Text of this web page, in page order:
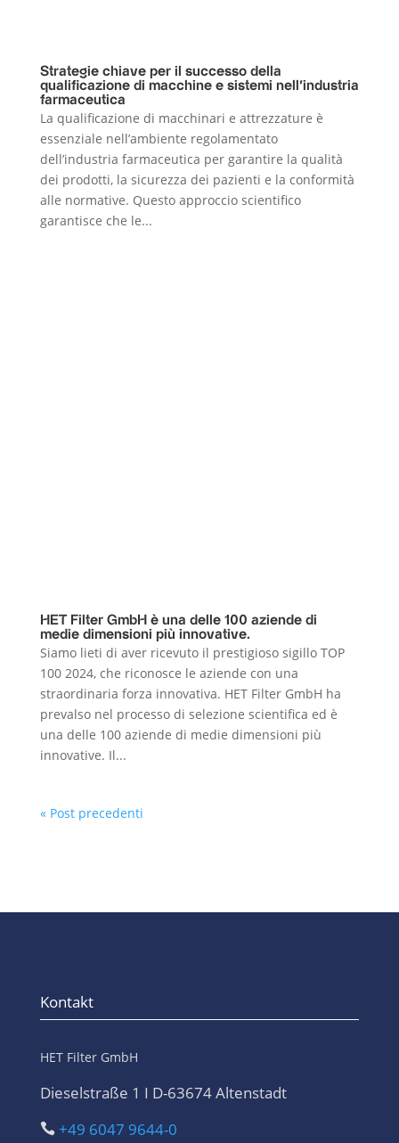
Strategie chiave per il successo della
qualificazione di macchine e sistemi nell’industria
farmaceutica
La qualificazione di macchinari e attrezzature è
essenziale nell’ambiente regolamentato
dell’industria farmaceutica per garantire la qualità
dei prodotti, la sicurezza dei pazienti e la conformità
alle normative. Questo approccio scientifico
garantisce che le...
HET Filter GmbH è una delle 100 aziende di
medie dimensioni più innovative.
Siamo lieti di aver ricevuto il prestigioso sigillo TOP
100 2024, che riconosce le aziende con una
straordinaria forza innovativa. HET Filter GmbH ha
prevalso nel processo di selezione scientifica ed è
una delle 100 aziende di medie dimensioni più
innovative. Il...
« Post precedenti
Kontakt
HET Filter GmbH
Dieselstraße 1 I D-63674 Altenstadt
 +49 6047 9644-0